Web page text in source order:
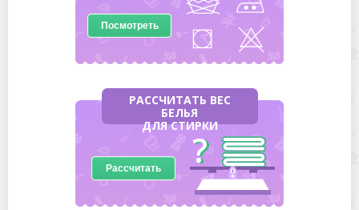
Посмотреть
РАССЧИТАТЬ ВЕС
БЕЛЬЯ
ДЛЯ СТИРКИ
Рассчитать